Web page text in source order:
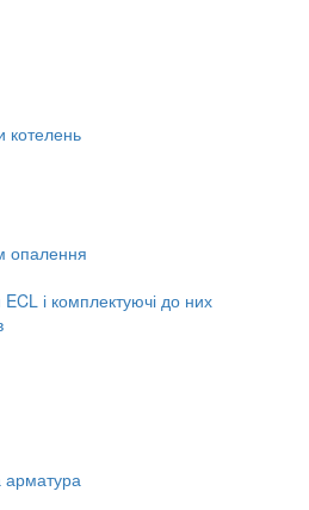
котелень
опалення
і комплектуючі до них
арматура